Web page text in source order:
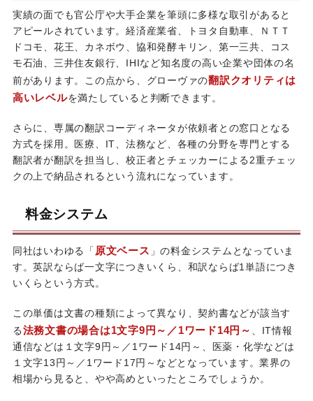
実績の面でも官公庁や大手企業を筆頭に多様な取引があると
アピールされています。経済産業省、トヨタ自動車、ＮＴＴ
ドコモ、花王、カネボウ、協和発酵キリン、第一三共、コス
モ石油、三井住友銀行、IHIなど知名度の高い企業や団体の名
前があります。この点から、グローヴァの翻訳クオリティは
高いレベルを満たしていると判断できます。
さらに、専属の翻訳コーディネータが依頼者との窓口となる
方式を採用。医療、IT、法務など、各種の分野を専門とする
翻訳者が翻訳を担当し、校正者とチェッカーによる2重チェッ
クの上で納品されるという流れになっています。
料金システム
同社はいわゆる「 原文ベース 」の料金システムとなっていま
す。英訳ならば一文字につきいくら、和訳ならば1単語につき
いくらという方式。
この単価は文書の種類によって異なり、契約書などが該当す
る法務文書の場合は1文字9円～／1ワード14円～
、IT情報
通信などは１文字9円～／1ワード14円～、医薬・化学などは
１文字13円～／1ワード17円～などとなっています。業界の
相場から見ると、やや高めといったところでしょうか。